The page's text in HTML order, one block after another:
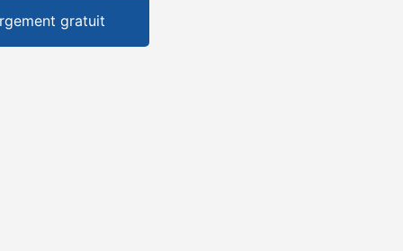
gratuit